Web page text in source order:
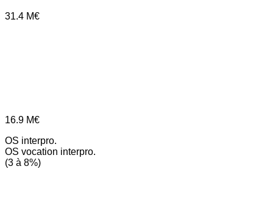
31.4 M€
16.9 M€
OS interpro.
OS vocation interpro.
(3 à 8%)